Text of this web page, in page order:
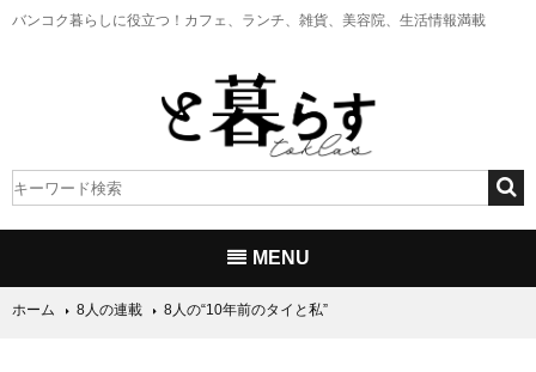
バンコク暮らしに役立つ！ カフェ、ランチ、雑貨、美容院、生活情報満載
MENU
ホーム 8人の連載 8人の“10年前のタイと私”